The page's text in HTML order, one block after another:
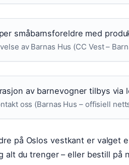
småbarnsforeldre med
av Barnas Hus (CC Vest –
av barnevogner tilbys via
oss (Barnas Hus – offisiell
på Oslos vestkant er valget
alt du trenger – eller bestill på